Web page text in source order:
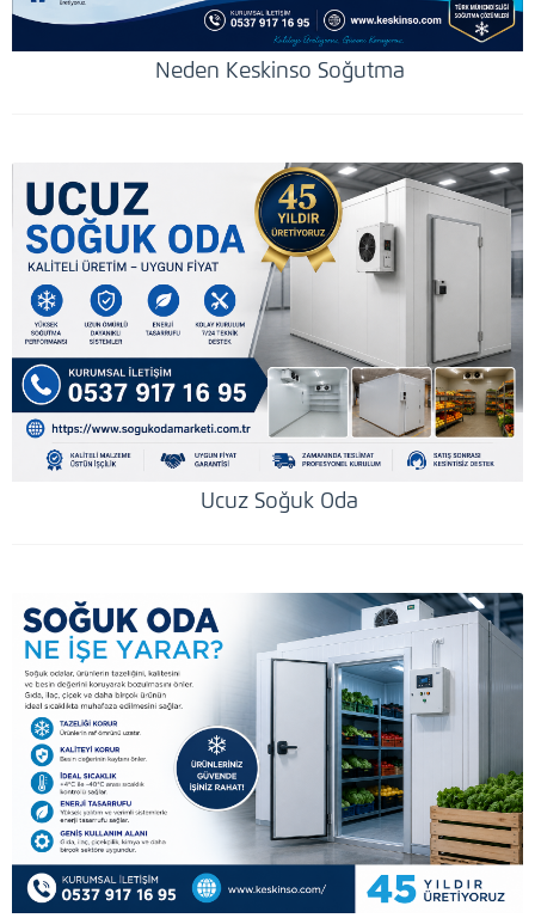
Neden Keskinso Soğutma
Ucuz Soğuk Oda